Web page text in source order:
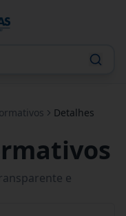
Detalhes
e